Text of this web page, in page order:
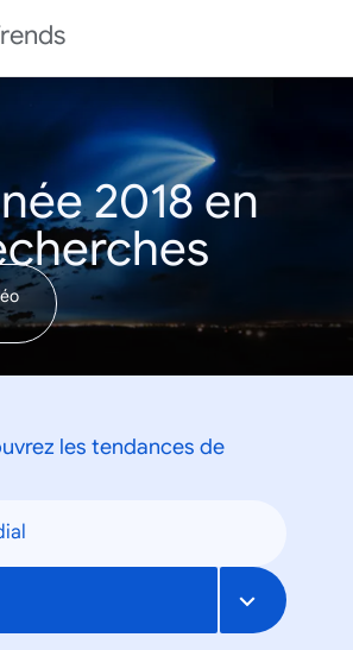
2018 en
les tendances de